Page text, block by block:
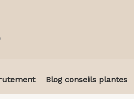
Blog conseils plantes